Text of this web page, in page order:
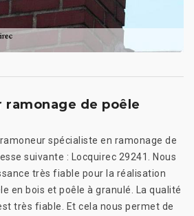
ramonage de poêle
spécialiste en ramonage de
suivante : Locquirec 29241. Nous
très fiable pour la réalisation
en bois et poêle à granulé. La qualité
très fiable. Et cela nous permet de